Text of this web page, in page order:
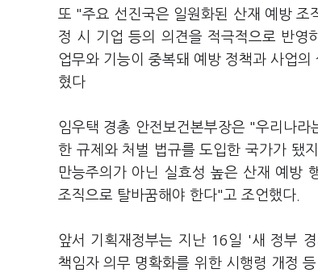
또 "주요 선진국은 일원화된 산재 예방 조
정 시 기업 등의 의견을 적극적으로 반영
업무와 기능이 중복돼 예방 정책과 사업
혔다
임우택 경총 안전보건본부장은 "우리나
한 규제와 처벌 법규를 도입한 국가가 됐
만능주의가 아닌 실효성 높은 산재 예방
조직으로 탈바꿈해야 한다"고 조언했다.
앞서 기획재정부는 지난 16일 '새 정부
책임자 의무 명확화를 위한 시행령 개정